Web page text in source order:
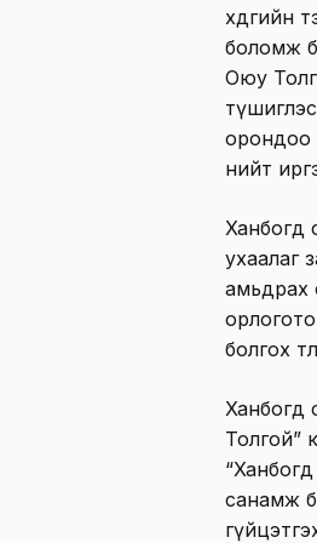
боломж
Оюу
орондоо
нийт
Ханбогд
ухаалаг
амьдрах
болгох
Ханбогд
Толгой”
“Ханбогд
санамж